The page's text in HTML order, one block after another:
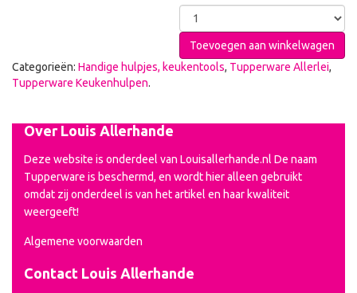
Toevoegen aan winkelwagen
Categorieën: Handige hulpjes, keukentools, Tupperware Allerlei,
Tupperware Keukenhulpen.
Over Louis Allerhande
Deze website is onderdeel van Louisallerhande.nl De naam
Tupperware is beschermd, en wordt hier alleen gebruikt
omdat zij onderdeel is van het artikel en haar kwaliteit
weergeeft!
Algemene voorwaarden
Contact Louis Allerhande